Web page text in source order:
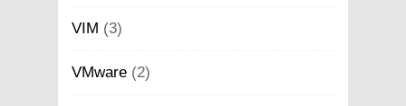
VIM (3)
VMware (2)